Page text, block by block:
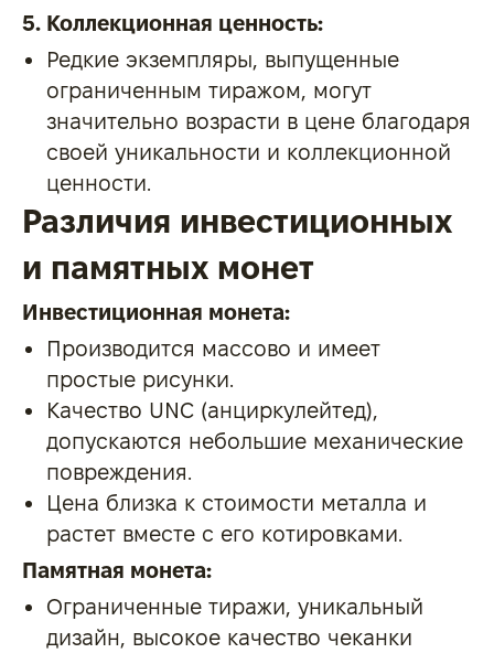
5. Коллекционная ценность:
Редкие экземпляры, выпущенные
ограниченным тиражом, могут
значительно возрасти в цене благодаря
своей уникальности и коллекционной
ценности.
Различия инвестиционных
и памятных монет
Инвестиционная монета:
Производится массово и имеет
простые рисунки.
Качество UNC (анциркулейтед),
допускаются небольшие механические
повреждения.
Цена близка к стоимости металла и
растет вместе с его котировками.
Памятная монета:
Ограниченные тиражи, уникальный
дизайн, высокое качество чеканки